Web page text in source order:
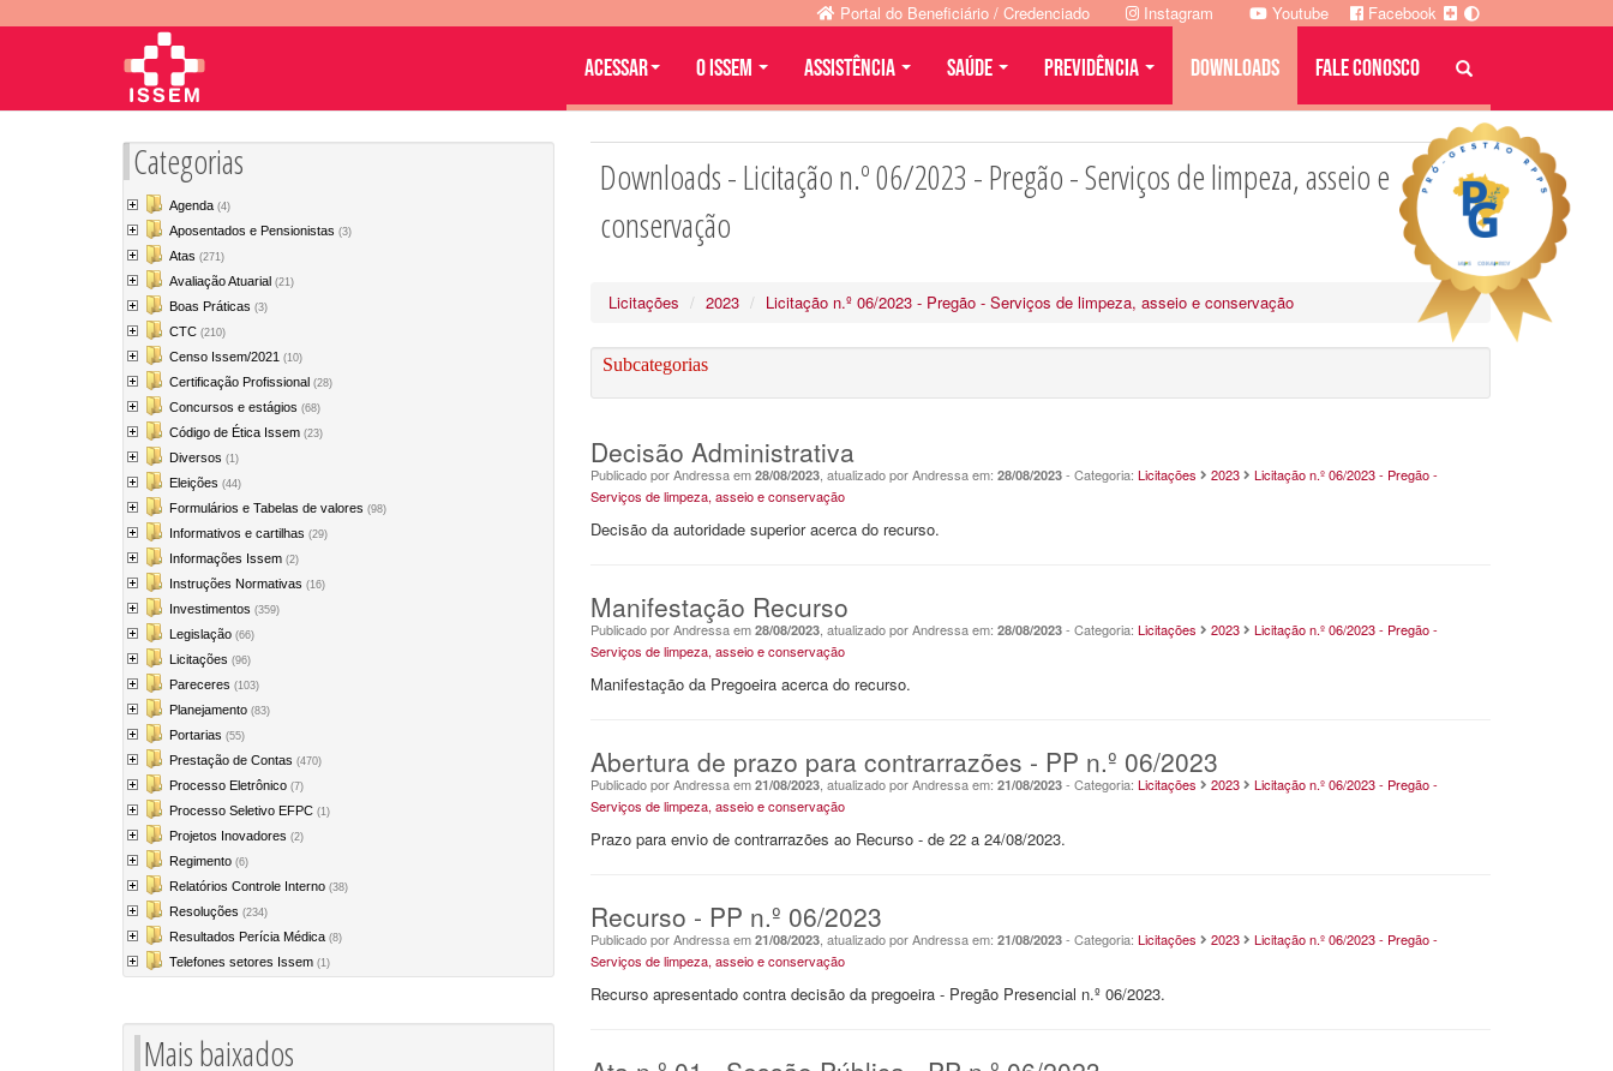
Categorias
Agenda (4)
Aposentados e Pensionistas (3)
Atas (271)
Avaliação Atuarial (21)
Boas Práticas (3)
CTC (210)
Censo Issem/2021 (10)
Certificação Profissional (28)
Concursos e estágios (68)
Código de Ética Issem (23)
Diversos (1)
Eleições (44)
Formulários e Tabelas de valores (98)
Informativos e cartilhas (29)
Informações Issem (2)
Instruções Normativas (16)
Investimentos (359)
Legislação (66)
Licitações (96)
Pareceres (103)
Planejamento (83)
Portarias (55)
Prestação de Contas (470)
Processo Eletrônico (7)
Processo Seletivo EFPC (1)
Projetos Inovadores (2)
Regimento (6)
Relatórios Controle Interno (38)
Resoluções (234)
Resultados Perícia Médica (8)
Telefones setores Issem (1)
Mais baixados
Downloads - Licitação n.º 06/2023 - Pregão - Serviços de limpeza, asseio e
conservação
Licitações 2023 Licitação n.º 06/2023 - Pregão - Serviços de limpeza, asseio e conservação
Subcategorias
Decisão Administrativa
Publicado por Andressa em 28/08/2023 , atualizado por Andressa em: 28/08/2023 - Categoria: Licitações 2023
Licitação n.º 06/2023 - Pregão -
Serviços de limpeza, asseio e conservação
Decisão da autoridade superior acerca do recurso.
Manifestação Recurso
Publicado por Andressa em 28/08/2023 , atualizado por Andressa em: 28/08/2023 - Categoria: Licitações 2023
Licitação n.º 06/2023 - Pregão -
Serviços de limpeza, asseio e conservação
Manifestação da Pregoeira acerca do recurso.
Abertura de prazo para contrarrazões - PP n.º 06/2023
Publicado por Andressa em 21/08/2023 , atualizado por Andressa em: 21/08/2023 - Categoria: Licitações 2023
Licitação n.º 06/2023 - Pregão -
Serviços de limpeza, asseio e conservação
Prazo para envio de contrarrazões ao Recurso - de 22 a 24/08/2023.
Recurso - PP n.º 06/2023
Publicado por Andressa em 21/08/2023 , atualizado por Andressa em: 21/08/2023 - Categoria: Licitações 2023
Licitação n.º 06/2023 - Pregão -
Serviços de limpeza, asseio e conservação
Recurso apresentado contra decisão da pregoeira - Pregão Presencial n.º 06/2023.
Portal do Beneficiário / Credenciado Instagram Youtube Facebook
Acessar O ISSEM ASSISTÊNCIA SAÚDE PREVIDÊNCIA DOWNLOADS FALE CONOSCO